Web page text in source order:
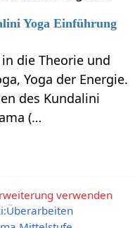
Yoga Einführung
die Theorie und
Yoga der Energie.
des Kundalini
(…
verwenden